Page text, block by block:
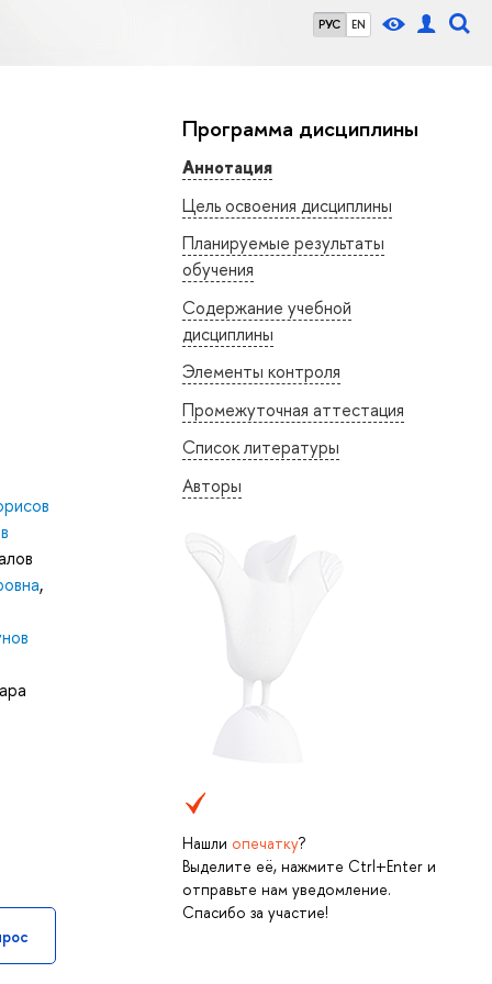
РУС EN
Программа дисциплины
Аннотация
Цель освоения дисциплины
Планируемые результаты
обучения
Содержание учебной
дисциплины
Элементы контроля
Промежуточная аттестация
Список литературы
Авторы
Нашли опечатку?
Выделите её, нажмите Ctrl+Enter и
отправьте нам уведомление.
Спасибо за участие!
,